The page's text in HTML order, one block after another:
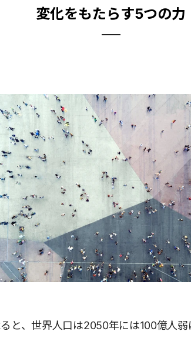
変化をもたらす5つの力
と、世界人口は2050年には100億人